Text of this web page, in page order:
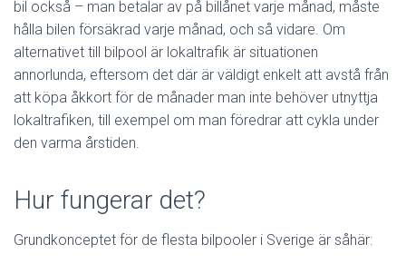
bil också – man betalar av på billånet varje månad, måste
hålla bilen försäkrad varje månad, och så vidare. Om
alternativet till bilpool är lokaltrafik är situationen
annorlunda, eftersom det där är väldigt enkelt att avstå från
att köpa åkkort för de månader man inte behöver utnyttja
lokaltrafiken, till exempel om man föredrar att cykla under
den varma årstiden.
Hur fungerar det?
Grundkonceptet för de flesta bilpooler i Sverige är såhär: